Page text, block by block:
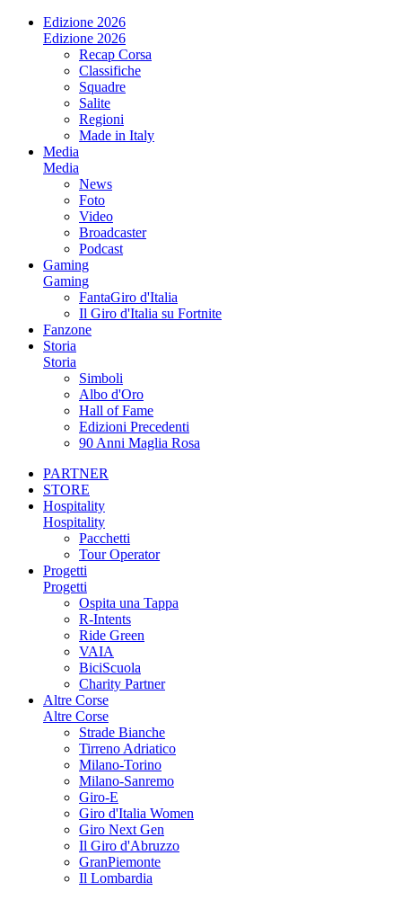
Edizione 2026
Edizione 2026
Recap Corsa
Classifiche
Squadre
Salite
Regioni
Made in Italy
Media
Media
News
Foto
Video
Broadcaster
Podcast
Gaming
Gaming
FantaGiro d'Italia
Il Giro d'Italia su Fortnite
Fanzone
Storia
Storia
Simboli
Albo d'Oro
Hall of Fame
Edizioni Precedenti
90 Anni Maglia Rosa
PARTNER
STORE
Hospitality
Hospitality
Pacchetti
Tour Operator
Progetti
Progetti
Ospita una Tappa
R-Intents
Ride Green
VAIA
BiciScuola
Charity Partner
Altre Corse
Altre Corse
Strade Bianche
Tirreno Adriatico
Milano-Torino
Milano-Sanremo
Giro-E
Giro d'Italia Women
Giro Next Gen
Il Giro d'Abruzzo
GranPiemonte
Il Lombardia